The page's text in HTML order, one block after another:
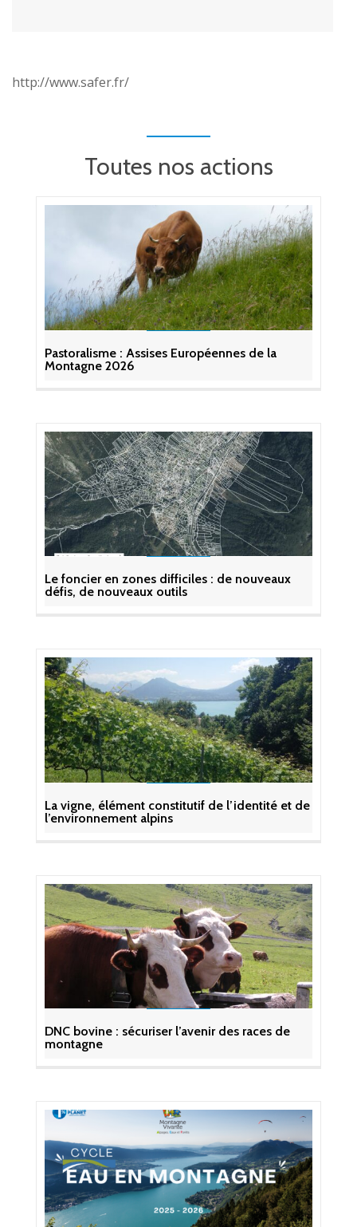
http://www.safer.fr/
Toutes nos actions
Pastoralisme : Assises Européennes de la
Montagne 2026
Le foncier en zones difficiles : de nouveaux
défis, de nouveaux outils
La vigne, élément constitutif de l’identité et de
l’environnement alpins
DNC bovine : sécuriser l’avenir des races de
montagne